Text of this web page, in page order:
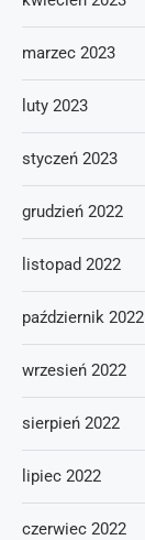
marzec 2023
luty 2023
styczeń 2023
grudzień 2022
listopad 2022
październik 2022
wrzesień 2022
sierpień 2022
lipiec 2022
czerwiec 2022